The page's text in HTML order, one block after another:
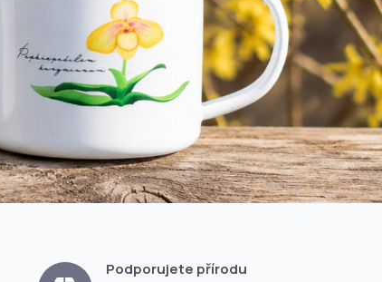
Podporujete přírodu